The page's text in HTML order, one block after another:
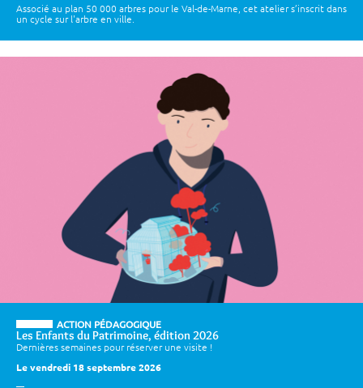
Associé au plan 50 000 arbres pour le Val-de-Marne, cet atelier s’inscrit dans
un cycle sur l'arbre en ville.
ACTION PÉDAGOGIQUE
Les Enfants du Patrimoine, édition 2026
Dernières semaines pour réserver une visite !
Le vendredi 18 septembre 2026